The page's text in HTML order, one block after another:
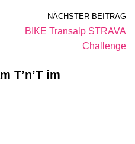
NÄCHSTER BEITRAG
BIKE Transalp STRAVA
Challenge
T’n’T im